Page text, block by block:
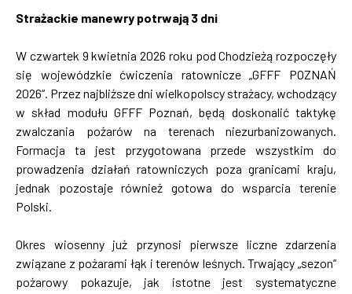
Strażackie manewry potrwają 3 dni
W czwartek 9 kwietnia 2026 roku pod Chodzieżą rozpoczęły
się wojewódzkie ćwiczenia ratownicze „GFFF POZNAŃ
2026”. Przez najbliższe dni wielkopolscy strażacy, wchodzący
w skład modułu GFFF Poznań, będą doskonalić taktykę
zwalczania pożarów na terenach niezurbanizowanych.
Formacja ta jest przygotowana przede wszystkim do
prowadzenia działań ratowniczych poza granicami kraju,
jednak pozostaje również gotowa do wsparcia terenie
Polski.
Okres wiosenny już przynosi pierwsze liczne zdarzenia
związane z pożarami łąk i terenów leśnych. Trwający „sezon”
pożarowy pokazuje, jak istotne jest systematyczne